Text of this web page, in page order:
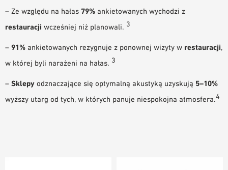
– Ze względu na hałas 79% ankietowanych wychodzi z
restauracji wcześniej niż planowali. 3
– 91% ankietowanych rezygnuje z ponownej wizyty w restauracji,
w której byli narażeni na hałas. 3
– Sklepy odznaczające się optymalną akustyką uzyskują 5–10%
wyższy utarg od tych, w których panuje niespokojna atmosfera.4